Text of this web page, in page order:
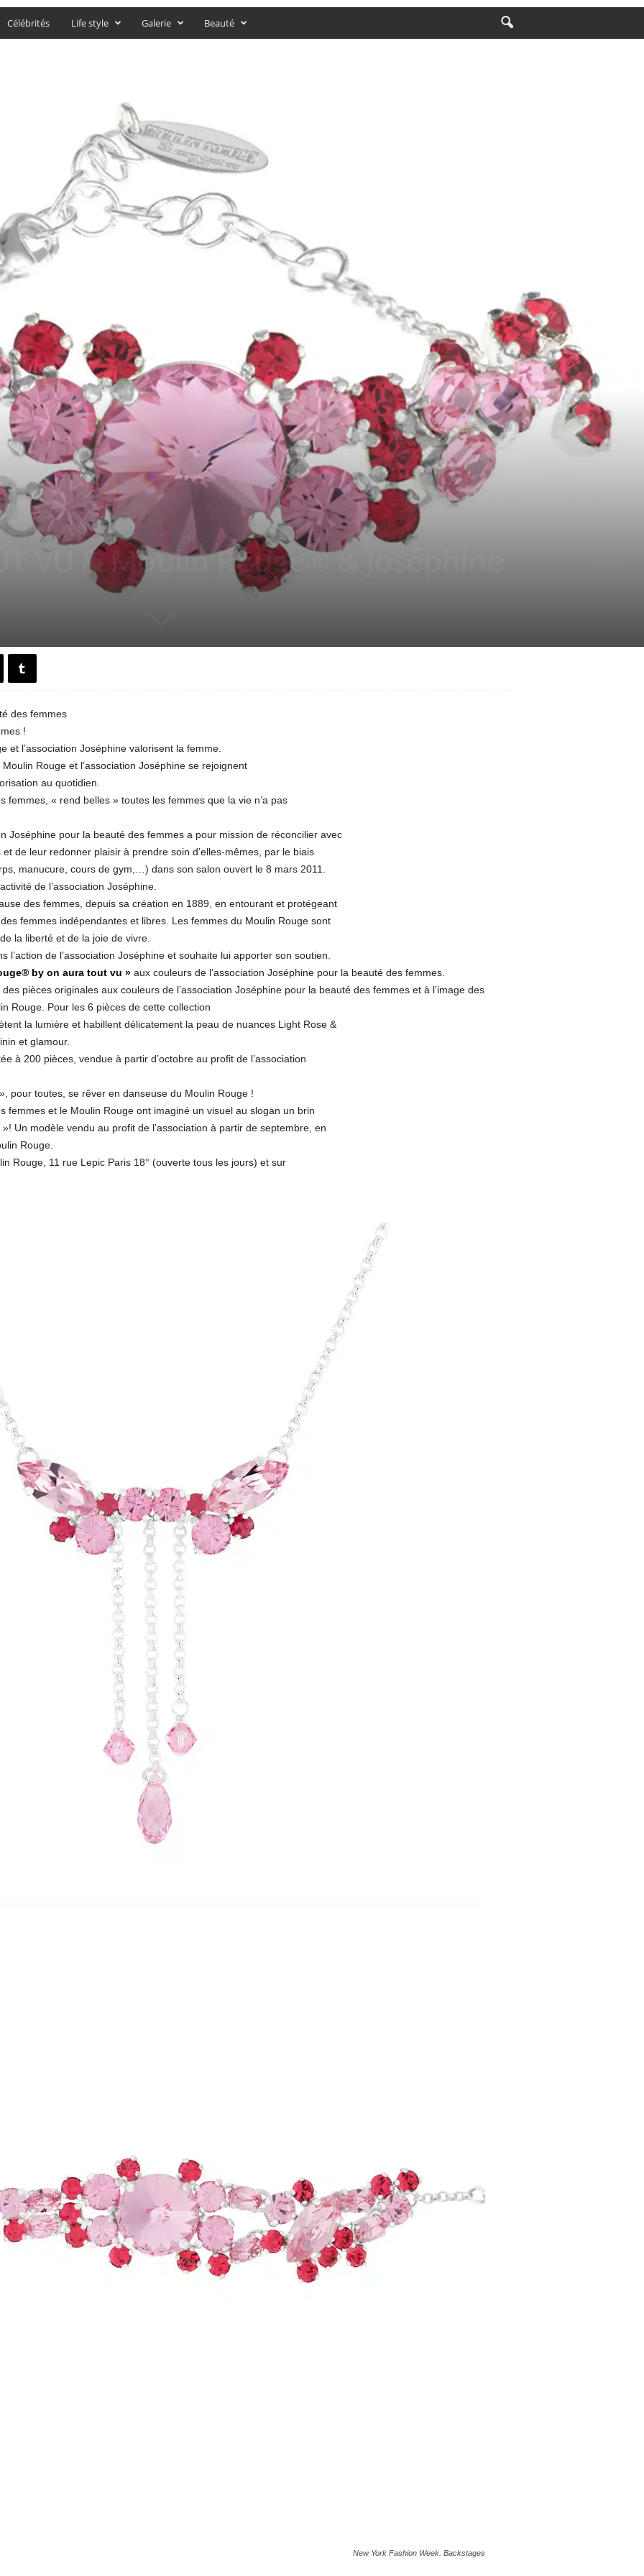
Célébrités Life style Galerie Beauté
VU & Moulin Rouge® & Joséphine
des femmes
!
et l’association Joséphine valorisent la femme.
Rouge et l’association Joséphine se rejoignent
au quotidien.
femmes, « rend belles » toutes les femmes que la vie n’a pas
Joséphine pour la beauté des femmes a pour mission de réconcilier avec
de leur redonner plaisir à prendre soin d’elles-mêmes, par le biais
manucure, cours de gym,…) dans son salon ouvert le 8 mars 2011.
de l’association Joséphine.
des femmes, depuis sa création en 1889, en entourant et protégeant
femmes indépendantes et libres. Les femmes du Moulin Rouge sont
la liberté et de la joie de vivre.
de l’association Joséphine et souhaite lui apporter son soutien.
by on aura tout vu »aux couleurs de l’association Joséphine pour la beauté des femmes.
pièces originales aux couleurs de l’association Joséphine pour la beauté des femmes et à l’image des
Rouge. Pour les 6 pièces de cette collection
la lumière et habillent délicatement la peau de nuances Light Rose &
et glamour.
à 200 pièces, vendue à partir d’octobre au profit de l’association
pour toutes, se rêver en danseuse du Moulin Rouge !
femmes et le Moulin Rouge ont imaginé un visuel au slogan un brin
Un modèle vendu au profit de l’association à partir de septembre, en
Rouge.
Rouge, 11 rue Lepic Paris 18° (ouverte tous les jours) et sur
New York Fashion Week. Backstages